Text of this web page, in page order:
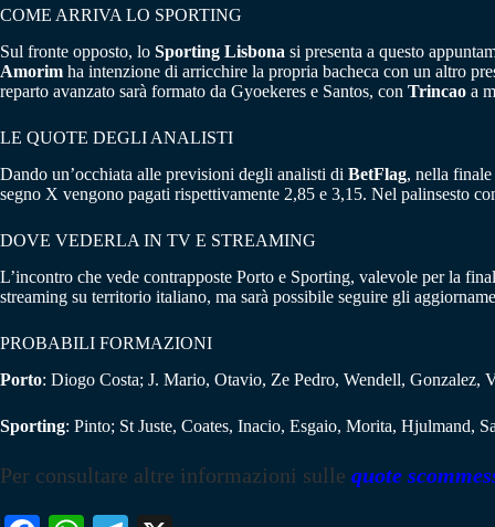
COME ARRIVA LO SPORTING
Sul fronte opposto, lo Sporting Lisbona si presenta a questo
Amorim ha intenzione di arricchire la propria bacheca con un altro
reparto avanzato sarà formato da Gyoekeres e Santos, con Trincao a
LE QUOTE DEGLI ANALISTI
Dando un’occhiata alle previsioni degli analisti di BetFlag, nella
segno X vengono pagati rispettivamente 2,85 e 3,15. Nel palinsesto
DOVE VEDERLA IN TV E STREAMING
L’incontro che vede contrapposte Porto e Sporting, valevole per la
streaming su territorio italiano, ma sarà possibile seguire gli
PROBABILI FORMAZIONI
Porto: Diogo Costa; J. Mario, Otavio, Ze Pedro, Wendell, Gonzalez,
Sporting: Pinto; St Juste, Coates, Inacio, Esgaio, Morita, Hjulmand,
Per consultare altre informazioni sulle quote